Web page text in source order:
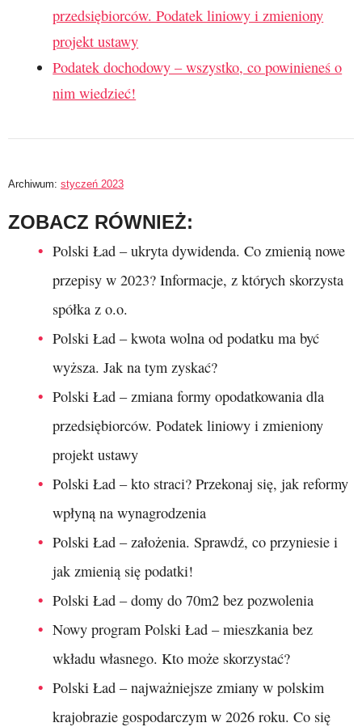
przedsiębiorców. Podatek liniowy i zmieniony
projekt ustawy
Podatek dochodowy – wszystko, co powinieneś o
nim wiedzieć!
Archiwum: styczeń 2023
ZOBACZ RÓWNIEŻ:
Polski Ład – ukryta dywidenda. Co zmienią nowe
przepisy w 2023? Informacje, z których skorzysta
spółka z o.o.
Polski Ład – kwota wolna od podatku ma być
wyższa. Jak na tym zyskać?
Polski Ład – zmiana formy opodatkowania dla
przedsiębiorców. Podatek liniowy i zmieniony
projekt ustawy
Polski Ład – kto straci? Przekonaj się, jak reformy
wpłyną na wynagrodzenia
Polski Ład – założenia. Sprawdź, co przyniesie i
jak zmienią się podatki!
Polski Ład – domy do 70m2 bez pozwolenia
Nowy program Polski Ład – mieszkania bez
wkładu własnego. Kto może skorzystać?
Polski Ład – najważniejsze zmiany w polskim
krajobrazie gospodarczym w 2026 roku. Co się